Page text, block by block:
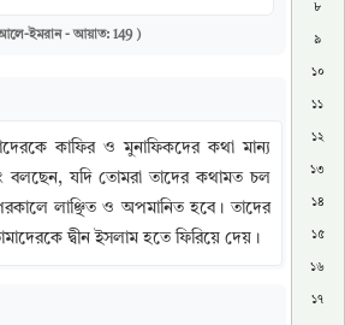
ইমরান - আয়াত: 149 )
কাফির ও মুনাফিকদের কথা মান্য
বলছেন, যদি তোমরা তাদের কথামত চল
লাঞ্ছিত ও অপমানিত হবে। তাদের
দ্বীন ইসলাম হতে ফিরিয়ে দেয়।
৮
৯
১০
১১
১২
১৩
১৪
১৫
১৬
১৭